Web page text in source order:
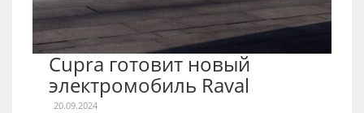
Cupra готовит новый
электромобиль Raval
20.09.2024